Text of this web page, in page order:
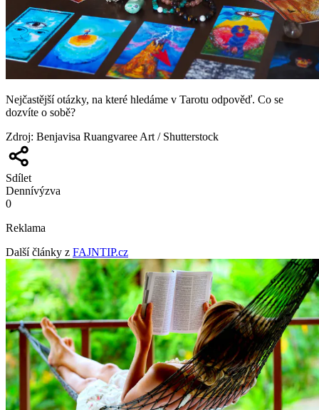
Nejčastější otázky, na které hledáme v Tarotu odpověď. Co se
dozvíte o sobě?
Zdroj: Benjavisa Ruangvaree Art / Shutterstock
Sdílet
Dennívýzva
0
Reklama
Další články z FAJNTIP.cz